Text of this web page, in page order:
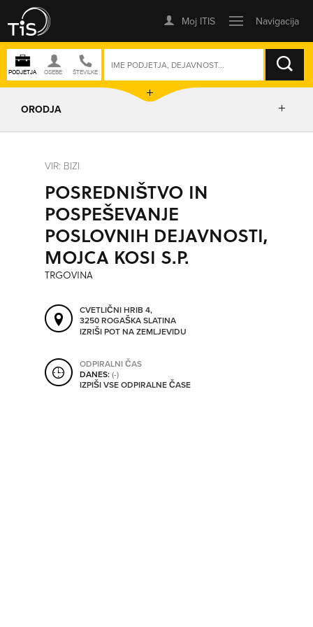
ISKANJE
SO ODPRTA V
ORODJA
IZRIŠI POT
POŠLJI SMS
ORODJA
SHRANI V MOJ ITIS
VIR: BIZI
POSREDNIŠTVO IN
POSPEŠEVANJE
POSLOVNIH DEJAVNOSTI,
MOJCA KOSI S.P.
TRGOVINA
CVETLIČNI HRIB 4,
3250 ROGAŠKA SLATINA
IZRIŠI POT NA ZEMLJEVIDU
ODPIRALNI ČAS
DANES:(-)
IZPIŠI VSE ODPIRALNE ČASE